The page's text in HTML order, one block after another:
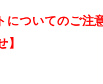
についてのご注